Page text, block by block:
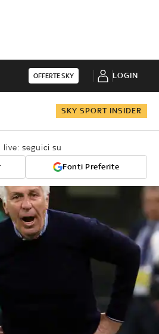
OFFERTE SKY LOGIN
SKY SPORT INSIDER
seguici su
Fonti Preferite